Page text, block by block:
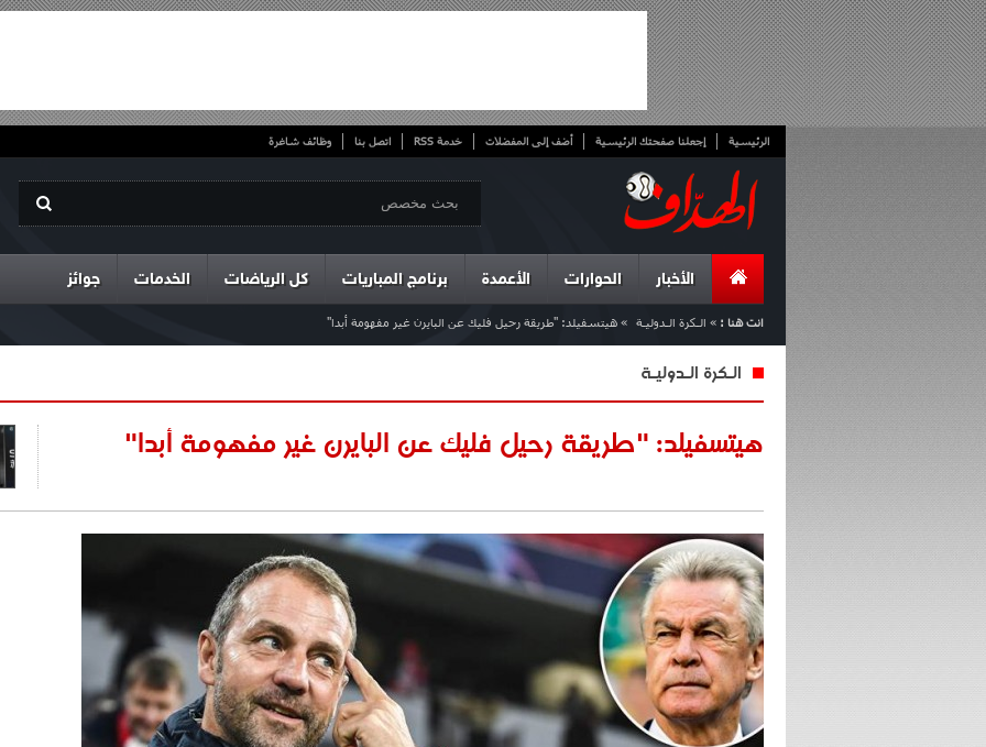
الرئيسية إجعلنا صفحتك الرئيسية أضف إلى المفضلات خدمة RSS اتصل بنا وظائف شاغرة
الأخبار الحوارات الأعمدة برنامج المباريات كل الرياضات الخدمات جوائز
انت هنا : » الـكرة الـدوليـة » هيتسفيلد: "طريقة رحيل فليك عن البايرن غير مفهومة أبدا"
الـكرة الـدوليـة
هيتسفيلد: "طريقة رحيل فليك عن البايرن غير مفهومة أبدا"